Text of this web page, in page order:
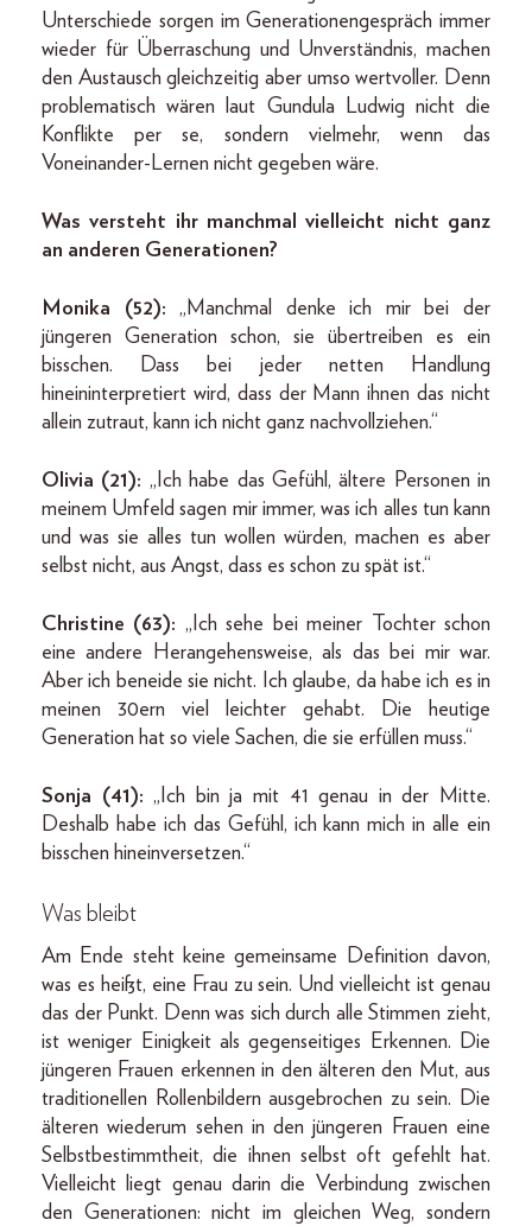
Unterschiede sorgen im Generationengespräch immer
wieder für Überraschung und Unverständnis, machen
den Austausch gleichzeitig aber umso wertvoller. Denn
problematisch wären laut Gundula Ludwig nicht die
Konflikte per se, sondern vielmehr, wenn das
Voneinander-Lernen nicht gegeben wäre.
Was versteht ihr manchmal vielleicht nicht ganz
an anderen Generationen?
Monika (52):„Manchmal denke ich mir bei der
jüngeren Generation schon, sie übertreiben es ein
bisschen. Dass bei jeder netten Handlung
hineininterpretiert wird, dass der Mann ihnen das nicht
allein zutraut, kann ich nicht ganz nachvollziehen.“
Olivia (21): „Ich habe das Gefühl, ältere Personen in
meinem Umfeld sagen mir immer, was ich alles tun kann
und was sie alles tun wollen würden, machen es aber
selbst nicht, aus Angst, dass es schon zu spät ist.“
Christine (63): „Ich sehe bei meiner Tochter schon
eine andere Herangehensweise, als das bei mir war.
Aber ich beneide sie nicht. Ich glaube, da habe ich es in
meinen 30ern viel leichter gehabt. Die heutige
Generation hat so viele Sachen, die sie erfüllen muss.“
Sonja (41): „Ich bin ja mit 41 genau in der Mitte.
Deshalb habe ich das Gefühl, ich kann mich in alle ein
bisschen hineinversetzen.“
Was bleibt
Am Ende steht keine gemeinsame Definition davon,
was es heißt, eine Frau zu sein. Und vielleicht ist genau
das der Punkt. Denn was sich durch alle Stimmen zieht,
ist weniger Einigkeit als gegenseitiges Erkennen. Die
jüngeren Frauen erkennen in den älteren den Mut, aus
traditionellen Rollenbildern ausgebrochen zu sein. Die
älteren wiederum sehen in den jüngeren Frauen eine
Selbstbestimmtheit, die ihnen selbst oft gefehlt hat.
Vielleicht liegt genau darin die Verbindung zwischen
den Generationen: nicht im gleichen Weg, sondern